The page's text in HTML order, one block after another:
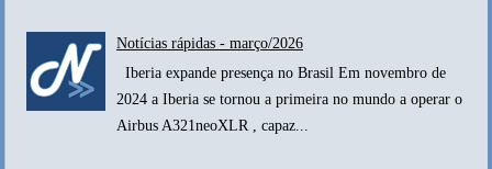
Notícias rápidas - março/2026
Iberia expande presença no Brasil Em novembro de
2024 a Iberia se tornou a primeira no mundo a operar o
Airbus A321neoXLR , capaz...